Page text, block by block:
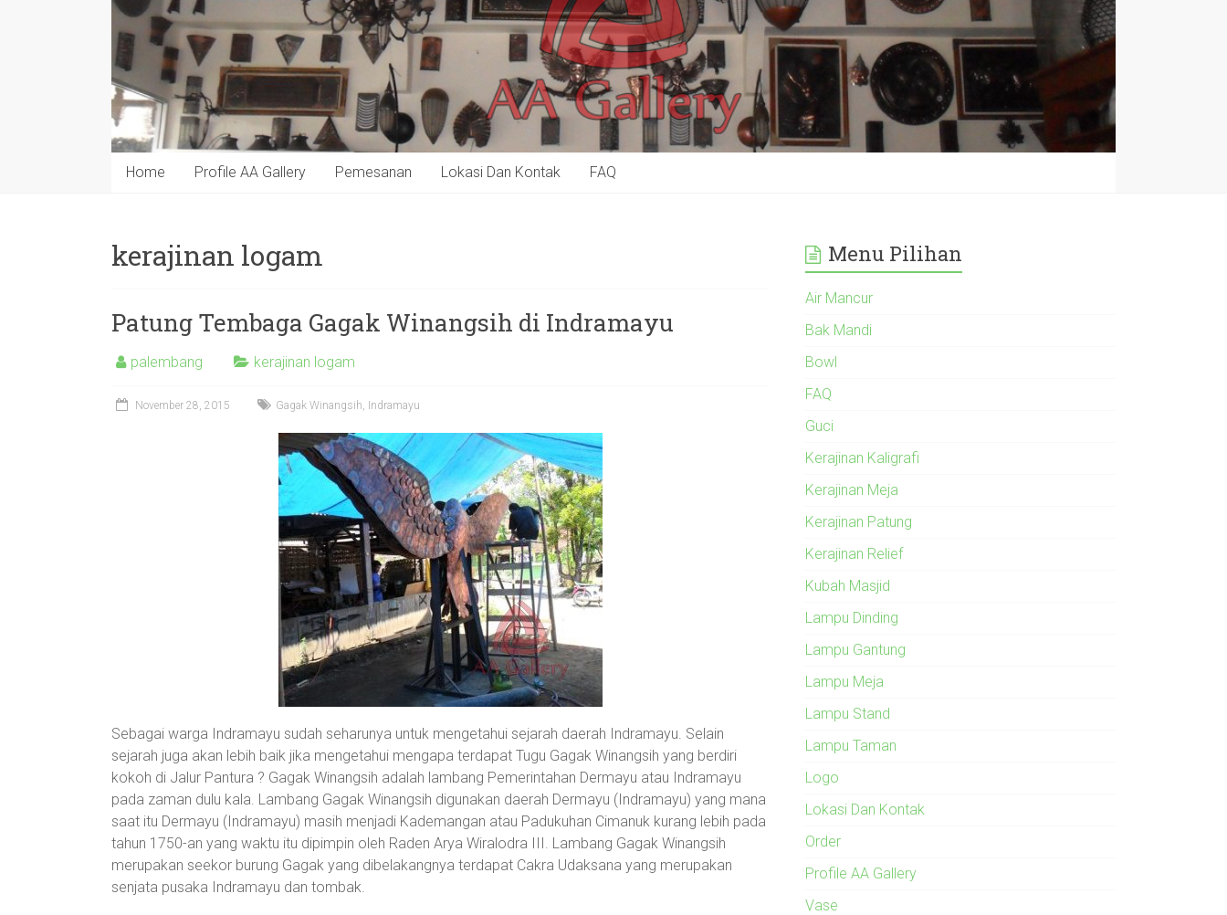
Home Profile AA Gallery Pemesanan Lokasi Dan Kontak FAQ
kerajinan logam
Patung Tembaga Gagak Winangsih di Indramayu
palembang kerajinan logam
November 28, 2015 Gagak Winangsih, Indramayu
Sebagai warga Indramayu sudah seharunya untuk mengetahui sejarah daerah Indramayu. Selain
sejarah juga akan lebih baik jika mengetahui mengapa terdapat Tugu Gagak Winangsih yang berdiri
kokoh di Jalur Pantura ? Gagak Winangsih adalah lambang Pemerintahan Dermayu atau Indramayu
pada zaman dulu kala. Lambang Gagak Winangsih digunakan daerah Dermayu (Indramayu) yang mana
saat itu Dermayu (Indramayu) masih menjadi Kademangan atau Padukuhan Cimanuk kurang lebih pada
tahun 1750-an yang waktu itu dipimpin oleh Raden Arya Wiralodra III. Lambang Gagak Winangsih
merupakan seekor burung Gagak yang dibelakangnya terdapat Cakra Udaksana yang merupakan
senjata pusaka Indramayu dan tombak.
Menu Pilihan
Air Mancur
Bak Mandi
Bowl
FAQ
Guci
Kerajinan Kaligrafi
Kerajinan Meja
Kerajinan Patung
Kerajinan Relief
Kubah Masjid
Lampu Dinding
Lampu Gantung
Lampu Meja
Lampu Stand
Lampu Taman
Logo
Lokasi Dan Kontak
Order
Profile AA Gallery
Vase